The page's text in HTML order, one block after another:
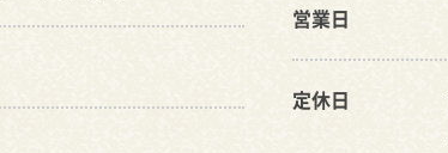
営業日
定休日